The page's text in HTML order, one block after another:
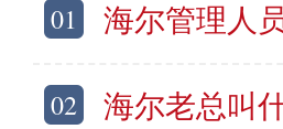
01 海尔管理人员
02 海尔老总叫什么